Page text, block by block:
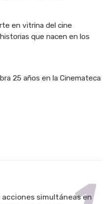
en vitrina del cine
que nacen en los
25 años en la Cinemateca
simultáneas en